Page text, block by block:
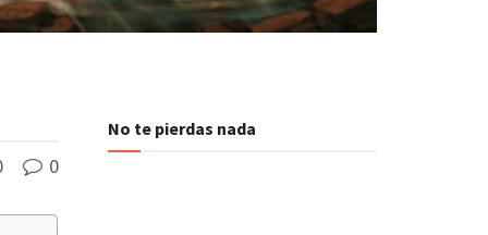
0
No te pierdas nada